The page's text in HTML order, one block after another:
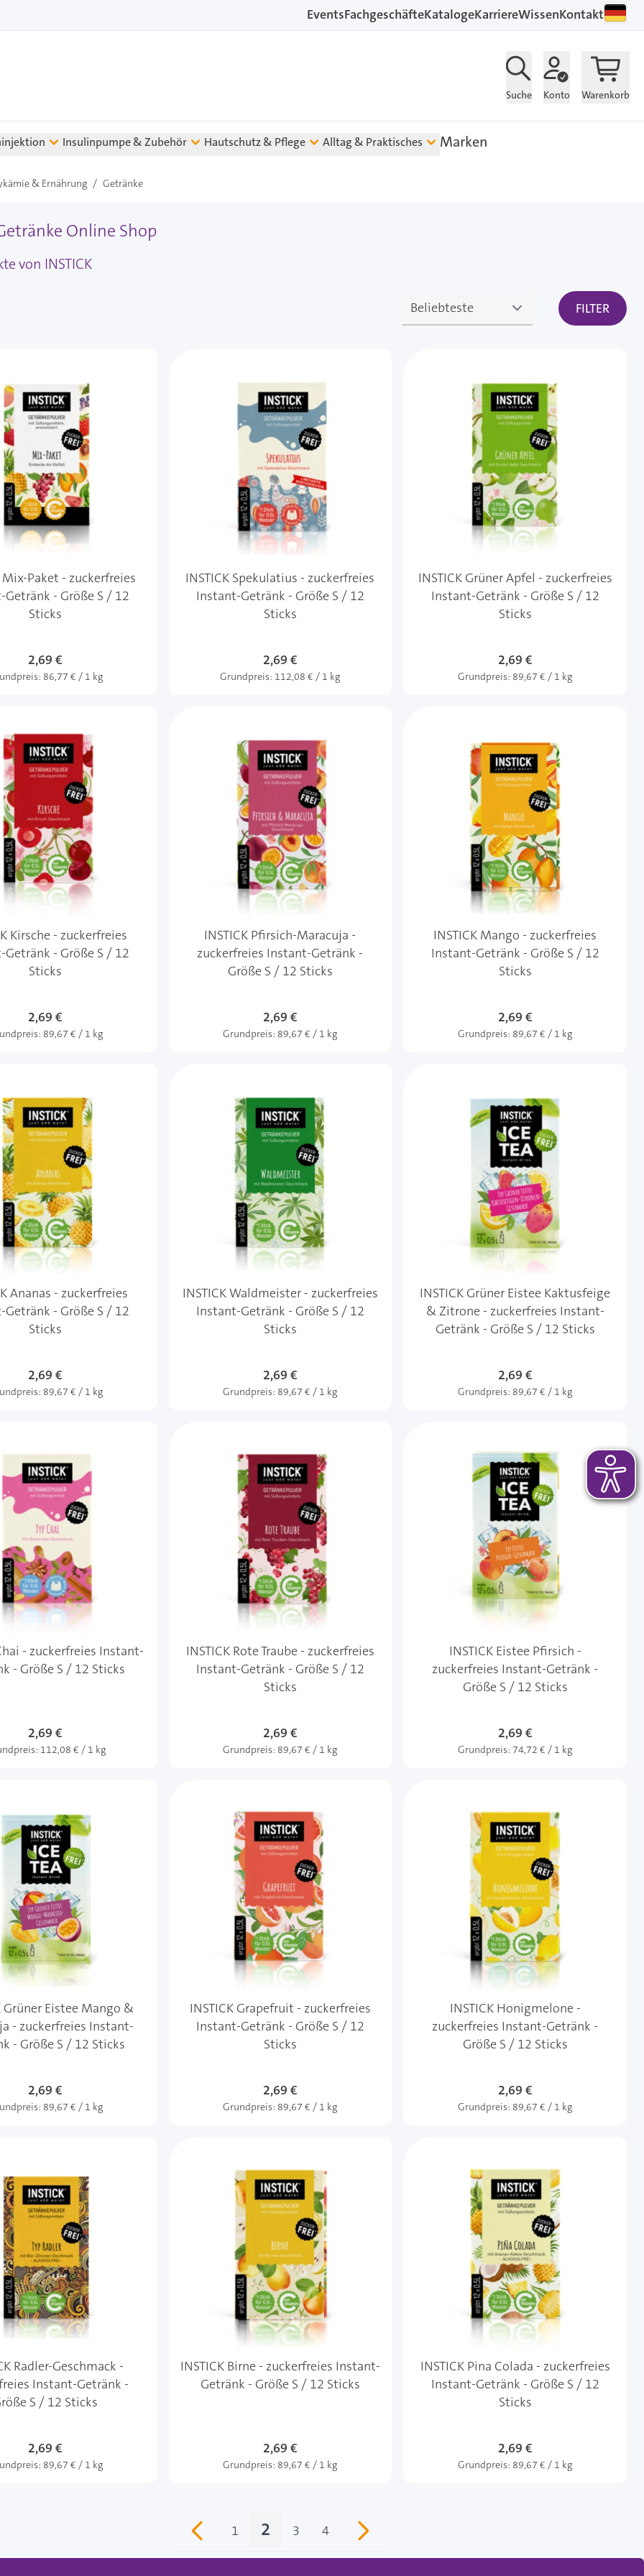
EventsFachgeschäfteKatalogeKarriereWissenKontakt
Suche Konto Warenkorb
Insulinpumpe & Zubehör Hautschutz & Pflege Alltag & Praktisches Marken
& Ernährung / Getränke
Online Shop
von INSTICK
FILTER
Mix-Paket - zuckerfreies
- Größe S / 12
Sticks
2,69 €
86,77 € / 1 kg
INSTICK Spekulatius - zuckerfreies
Instant-Getränk - Größe S / 12
Sticks
2,69 €
Grundpreis: 112,08 € / 1 kg
INSTICK Grüner Apfel - zuckerfreies
Instant-Getränk - Größe S / 12
Sticks
2,69 €
Grundpreis: 89,67 € / 1 kg
Kirsche - zuckerfreies
- Größe S / 12
Sticks
2,69 €
89,67 € / 1 kg
INSTICK Pfirsich-Maracuja -
zuckerfreies Instant-Getränk -
Größe S / 12 Sticks
2,69 €
Grundpreis: 89,67 € / 1 kg
INSTICK Mango - zuckerfreies
Instant-Getränk - Größe S / 12
Sticks
2,69 €
Grundpreis: 89,67 € / 1 kg
Ananas - zuckerfreies
- Größe S / 12
Sticks
2,69 €
89,67 € / 1 kg
INSTICK Waldmeister - zuckerfreies
Instant-Getränk - Größe S / 12
Sticks
2,69 €
Grundpreis: 89,67 € / 1 kg
INSTICK Grüner Eistee Kaktusfeige
& Zitrone - zuckerfreies Instant-
Getränk - Größe S / 12 Sticks
2,69 €
Grundpreis: 89,67 € / 1 kg
- zuckerfreies Instant-
- Größe S / 12 Sticks
2,69 €
112,08 € / 1 kg
INSTICK Rote Traube - zuckerfreies
Instant-Getränk - Größe S / 12
Sticks
2,69 €
Grundpreis: 89,67 € / 1 kg
INSTICK Eistee Pfirsich -
zuckerfreies Instant-Getränk -
Größe S / 12 Sticks
2,69 €
Grundpreis:74,72 € / 1 kg
Grüner Eistee Mango &
- zuckerfreies Instant-
- Größe S / 12 Sticks
2,69 €
89,67 € / 1 kg
INSTICK Grapefruit - zuckerfreies
Instant-Getränk - Größe S / 12
Sticks
2,69 €
Grundpreis: 89,67 € / 1 kg
INSTICK Honigmelone -
zuckerfreies Instant-Getränk -
Größe S / 12 Sticks
2,69 €
Grundpreis: 89,67 € / 1 kg
Radler-Geschmack -
Instant-Getränk -
S / 12 Sticks
2,69 €
89,67 € / 1 kg
INSTICK Birne - zuckerfreies Instant-
Getränk - Größe S / 12 Sticks
2,69 €
Grundpreis: 89,67 € / 1 kg
INSTICK Pina Colada - zuckerfreies
Instant-Getränk - Größe S / 12
Sticks
2,69 €
Grundpreis: 89,67 € / 1 kg
Seite
1 Sie lesen gerade Seite
2 Seite
3 Seite
4